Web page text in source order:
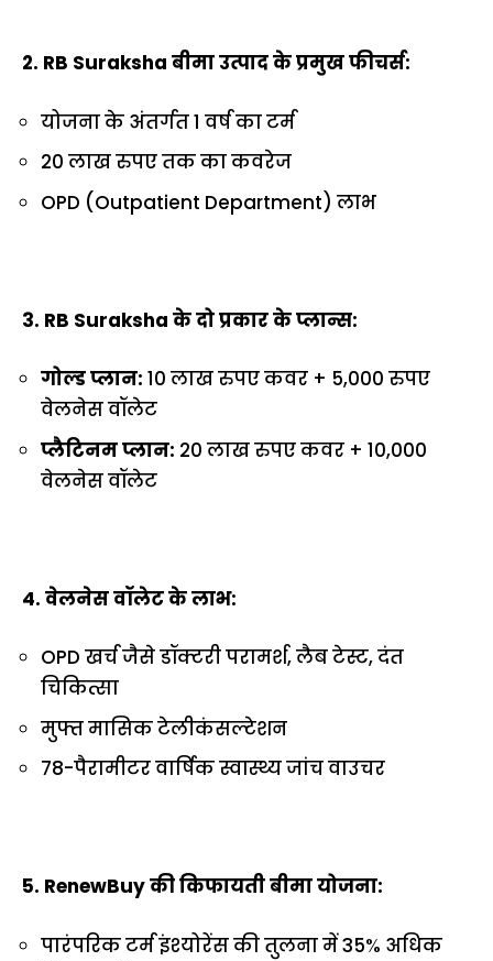
2. RB Suraksha बीमा उत्पाद के प्रमुख फीचर्स:
योजना के अंतर्गत 1 वर्ष का टर्म
20 लाख रुपए तक का कवरेज
OPD (Outpatient Department) लाभ
3. RB Suraksha के दो प्रकार के प्लान्स:
गोल्ड प्लान: 10 लाख रुपए कवर + 5,000 रुपए
वेलनेस वॉलेट
प्लैटिनम प्लान: 20 लाख रुपए कवर + ₹10,000
वेलनेस वॉलेट
4. वेलनेस वॉलेट के लाभ:
OPD खर्च जैसे डॉक्टरी परामर्श, लैब टेस्ट, दंत
चिकित्सा
मुफ्त मासिक टेलीकंसल्टेशन
78-पैरामीटर वार्षिक स्वास्थ्य जांच वाउचर
5. RenewBuy की किफायती बीमा योजना:
पारंपरिक टर्म इंश्योरेंस की तुलना में 35% अधिक